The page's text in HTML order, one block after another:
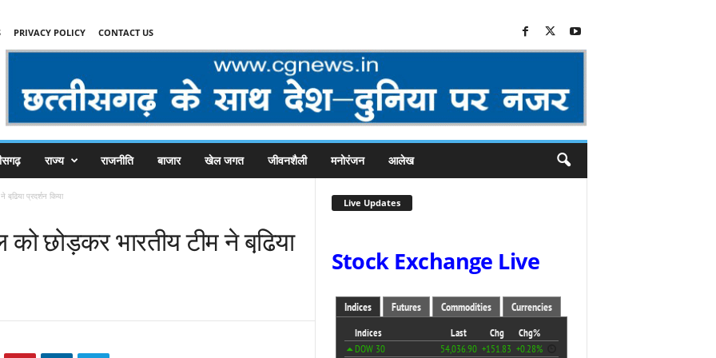
PRIVACY POLICY CONTACT US
राज्य राजनीति बाजार खेल जगत जीवनशैली मनोरंजन आलेख
प्रदर्शन किया
छोड़कर भारतीय टीम ने बढि़या
Live Updates
Stock Exchange Live